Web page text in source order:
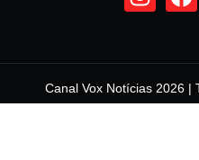
Canal Vox Notícias 2026 |